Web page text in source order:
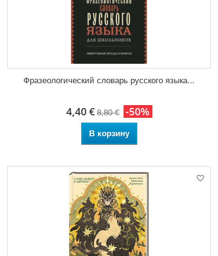
Фразеологический словарь русского языка...
4,40 € 8,80 € -50%
В корзину